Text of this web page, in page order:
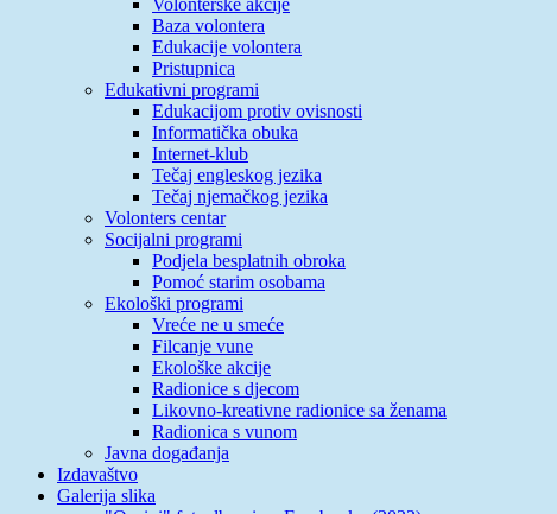
Baza volontera
Edukacije volontera
Pristupnica
Edukativni programi
Edukacijom protiv ovisnosti
Informatička obuka
Internet-klub
Tečaj engleskog jezika
Tečaj njemačkog jezika
Volonters centar
Socijalni programi
Podjela besplatnih obroka
Pomoć starim osobama
Ekološki programi
Vreće ne u smeće
Filcanje vune
Ekološke akcije
Radionice s djecom
Likovno-kreativne radionice sa ženama
Radionica s vunom
Javna događanja
Izdavaštvo
Galerija slika